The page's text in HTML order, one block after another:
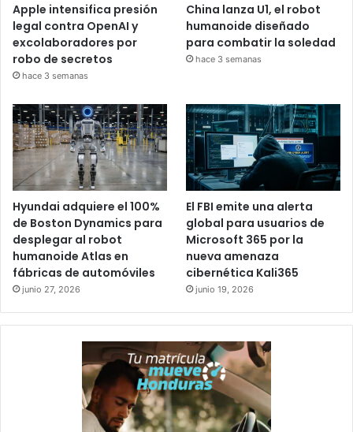
Apple intensifica presión
legal contra OpenAI y
excolaboradores por
robo de secretos
hace 3 semanas
China lanza U1, el robot
humanoide diseñado
para combatir la soledad
hace 3 semanas
Hyundai adquiere el 100%
de Boston Dynamics para
desplegar al robot
humanoide Atlas en
fábricas de automóviles
junio 27, 2026
El FBI emite una alerta
global para usuarios de
Microsoft 365 por la
nueva amenaza
cibernética Kali365
junio 19, 2026